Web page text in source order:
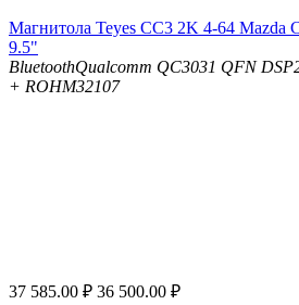
Магнитола Teyes CC3 2K 4-64 Mazda
9.5"
BluetoothQualcomm QC3031 QFN DSP
+ ROHM32107
37 585.00 ₽ 36 500.00 ₽